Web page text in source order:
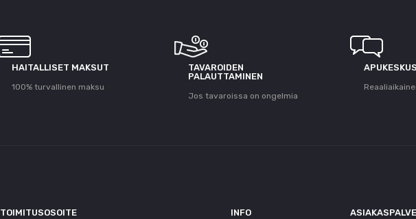
HAITALLISET MAKSUT
100% turvallinen maksu
TAVAROIDEN
PALAUTTAMINEN
Jos tavaroissa on ongelmia
TOIMITUSOSOITE INFO